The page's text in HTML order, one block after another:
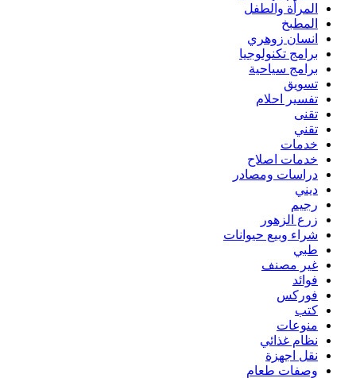
المرأة والطفل
المطبخ
انسان زوهري
برامج تكنولوجيا
برامج سياحية
تسويق
تفسير احلام
تقنى
تقني
خدمات
خدمات اصلاح
دراسات ومصادر
ديني
رجيم
زرع الزهور
شراء وبيع حيوانات
طبي
غير مصنف
فوائد
فوركس
كتب
منوعات
نظام غذائي
نقل اجهزة
وصفات طعام